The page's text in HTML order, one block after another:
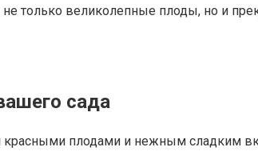
только великолепные плоды, но и
сада
красными плодами и нежным сладким